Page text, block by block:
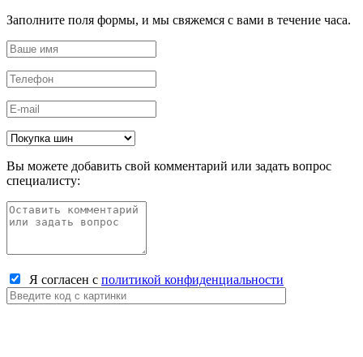
Заполните поля формы, и мы свяжемся с вами в течение часа.
Вы можете добавить свой комментарий или задать вопрос
специалисту:
Я согласен с политикой конфиденциальности